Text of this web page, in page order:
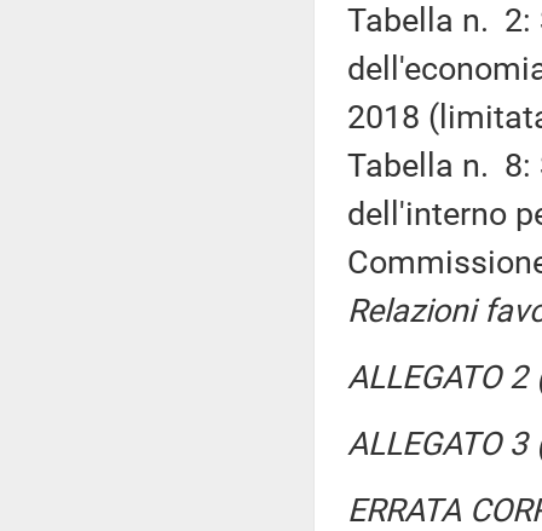
Tabella n. 2:
2018
Tabella n. 8:
dell'interno
Relazioni
ALLEGATO
ALLEGATO
ERRATA